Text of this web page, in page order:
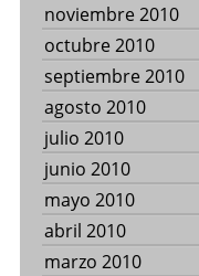
noviembre 2010
octubre 2010
septiembre 2010
agosto 2010
julio 2010
junio 2010
mayo 2010
abril 2010
marzo 2010